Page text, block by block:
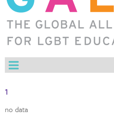
1
no data